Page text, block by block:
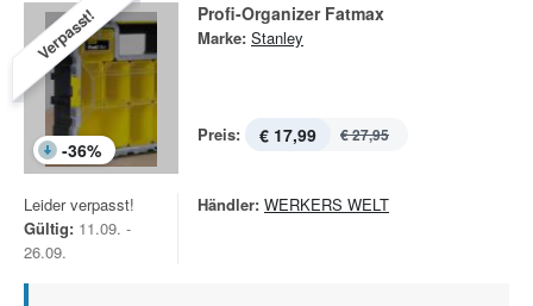
Verpasst!
-36%
Profi-Organizer Fatmax
Marke: Stanley
Preis: € 17,99 € 27,95
Leider verpasst!
Gültig: 11.09. -
26.09.
Händler: WERKERS WELT